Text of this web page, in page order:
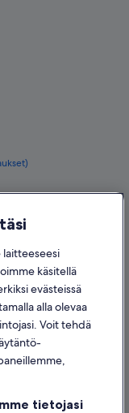
käsitellä
evästeissä
alla olevaa
Voit tehdä
tietojasi